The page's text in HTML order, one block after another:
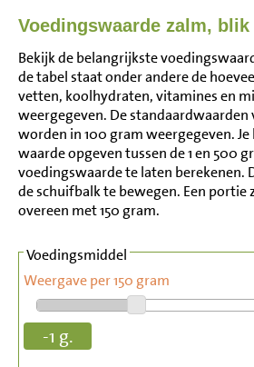
Voedingswaarde zalm, blik
Bekijk de belangrijkste
de tabel staat onder andere de
vetten, koolhydraten, vitamines en
weergegeven. De standaardwaarden
worden in 100 gram weergegeven.
waarde opgeven tussen de 1 en 500
voedingswaarde te laten berekenen.
de schuifbalk te bewegen. Een portie
overeen met 150 gram.
Voedingsmiddel
Weergave per 150 gram
-1 g.